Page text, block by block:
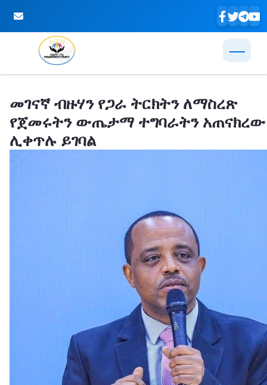
መገናኛ ብዙሃን የጋራ ትርክትን ለማስረጽ
የጀመሩትን ውጤታማ ተግባራትን አጠናክረው
ሊቀጥሉ ይገባል